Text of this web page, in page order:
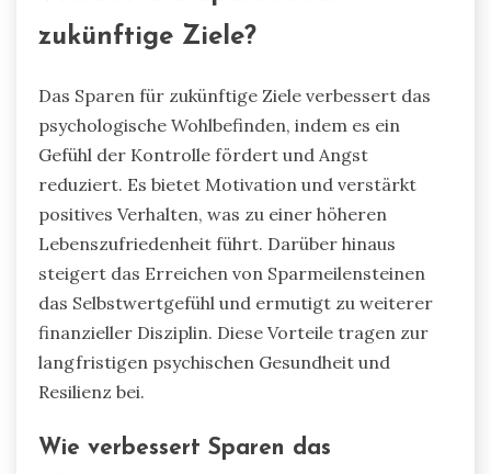
zukünftige Ziele?
Das Sparen für zukünftige Ziele verbessert das
psychologische Wohlbefinden, indem es ein
Gefühl der Kontrolle fördert und Angst
reduziert. Es bietet Motivation und verstärkt
positives Verhalten, was zu einer höheren
Lebenszufriedenheit führt. Darüber hinaus
steigert das Erreichen von Sparmeilensteinen
das Selbstwertgefühl und ermutigt zu weiterer
finanzieller Disziplin. Diese Vorteile tragen zur
langfristigen psychischen Gesundheit und
Resilienz bei.
Wie verbessert Sparen das